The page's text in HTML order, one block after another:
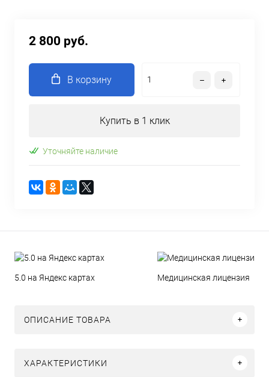
2 800 руб.
В корзину
Купить в 1 клик
Уточняйте наличие
5.0 на Яндекс картах Медицинская лицензия
ОПИСАНИЕ ТОВАРА
ХАРАКТЕРИСТИКИ